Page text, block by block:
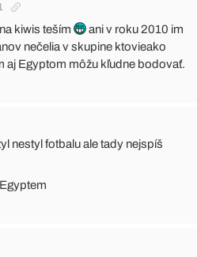
kiwis teším
ani v roku 2010 im
nečelia v skupine ktovieako
aj Egyptom môžu kľudne bodovať.
nestyl fotbalu ale tady nejspíš